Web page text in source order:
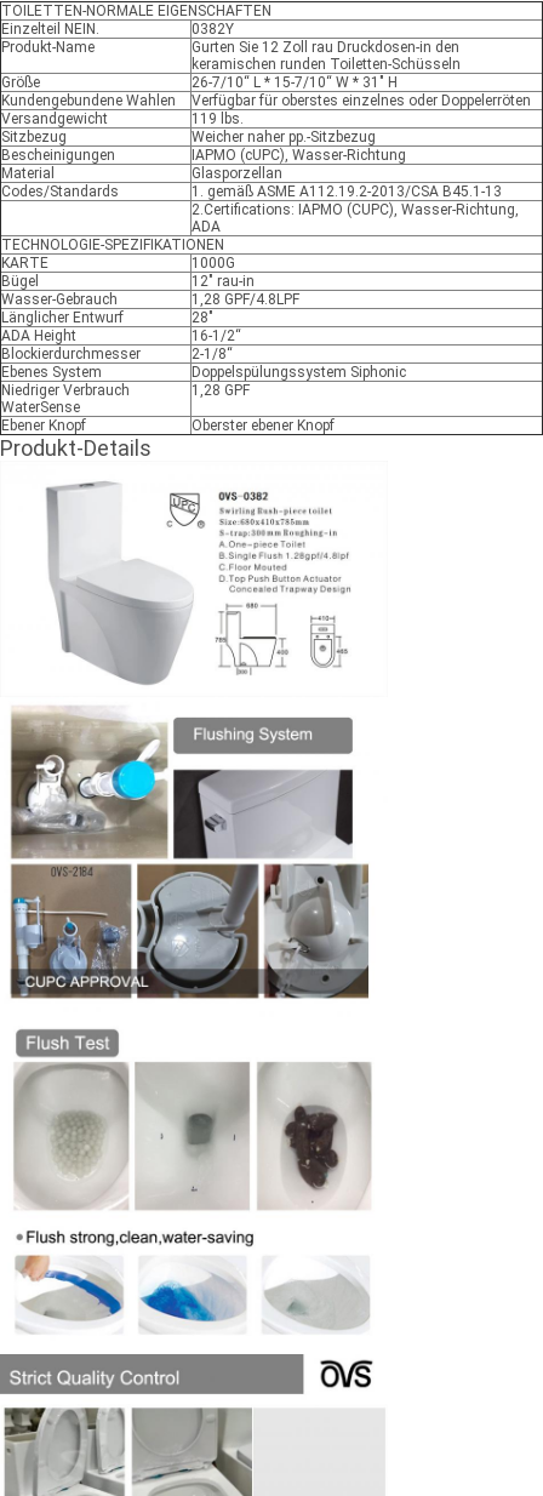
TOILETTEN-NORMALE EIGENSCHAFTEN
Einzelteil NEIN.
0382Y
Produkt-Name
Gurten Sie 12 Zoll rau Druckdosen-in den
keramischen runden Toiletten-Schüsseln
Größe
26-7/10“ L * 15-7/10“ W * 31" H
Kundengebundene Wahlen
Verfügbar für oberstes einzelnes oder Doppelerröten
Versandgewicht
119 lbs.
Sitzbezug
Weicher naher pp.-Sitzbezug
Bescheinigungen
IAPMO (cUPC), Wasser-Richtung
Material
Glasporzellan
Codes/Standards
1. gemäß ASME A112.19.2-2013/CSA B45.1-13
2.Certifications: IAPMO (CUPC), Wasser-Richtung,
ADA
TECHNOLOGIE-SPEZIFIKATIONEN
KARTE
1000G
Bügel
12" rau-in
Wasser-Gebrauch
1,28 GPF/4.8LPF
Länglicher Entwurf
28"
ADA Height
16-1/2“
Blockierdurchmesser
2-1/8“
Ebenes System
Doppelspülungssystem Siphonic
Niedriger Verbrauch
WaterSense
1,28 GPF
Ebener Knopf Oberster ebener Knopf
Produkt-Details